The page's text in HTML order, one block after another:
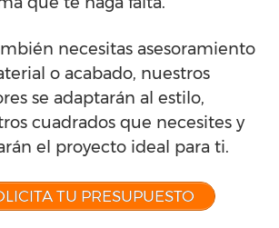
necesitas asesoramiento
o acabado, nuestros
se adaptarán al estilo,
cuadrados que necesites y
el proyecto ideal para ti.
TU PRESUPUESTO